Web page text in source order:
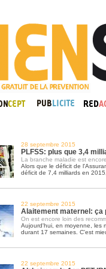
28 septembre 2015
PLFSS: plus que 3,4
La branche maladie est encore
Alors que le déficit de
déficit de 7,4 milliards en
22 septembre 2015
Alaitement maternel: ça
On est encore loin des
Aujourd'hui, en moyenne, les
durant 17 semaines. C'est
22 septembre 2015